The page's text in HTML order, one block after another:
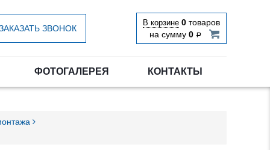
ЗВОНОК
В корзине 0 товаров
на сумму 0 Р
ФОТОГАЛЕРЕЯ КОНТАКТЫ